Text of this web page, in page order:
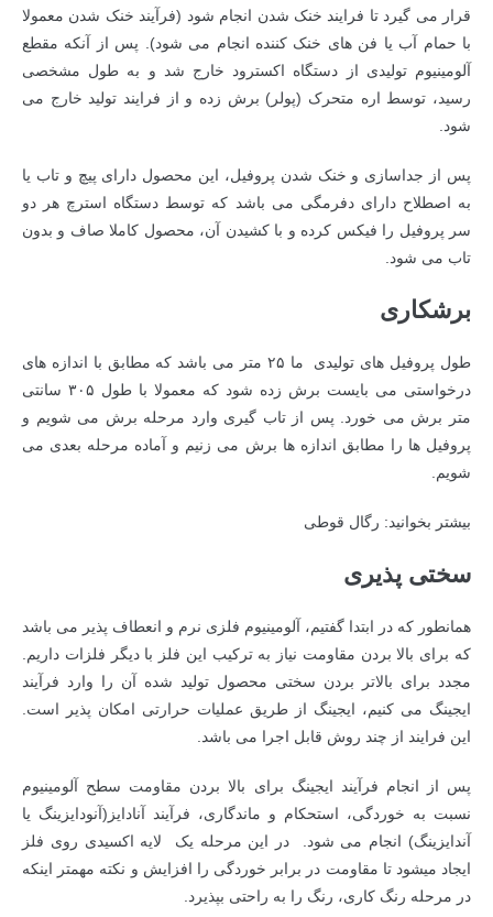
قرار می گیرد تا فرایند خنک شدن انجام شود (فرآیند خنک شدن معمولا
با حمام آب یا فن های خنک کننده انجام می شود). پس از آنکه مقطع
آلومینیوم تولیدی از دستگاه اکسترود خارج شد و به طول مشخصی
رسید، توسط اره متحرک (پولر) برش زده و از فرایند تولید خارج می
شود.
پس از جداسازی و خنک شدن پروفیل، این محصول دارای پیچ و تاب یا
به اصطلاح دارای دفرمگی می باشد که توسط دستگاه استرچ هر دو
سر پروفیل را فیکس کرده و با کشیدن آن، محصول کاملا صاف و بدون
تاب می شود.
برشکاری
طول پروفیل های تولیدی ما ۲۵ متر می باشد که مطابق با اندازه های
درخواستی می بایست برش زده شود که معمولا با طول ۳۰۵ سانتی
متر برش می خورد. پس از تاب گیری وارد مرحله برش می شویم و
پروفیل ها را مطابق اندازه ها برش می زنیم و آماده مرحله بعدی می
شویم.
بیشتر بخوانید: رگال قوطی
سختی پذیری
همانطور که در ابتدا گفتیم، آلومینیوم فلزی نرم و انعطاف پذیر می باشد
که برای بالا بردن مقاومت نیاز به ترکیب این فلز با دیگر فلزات داریم.
مجدد برای بالاتر بردن سختی محصول تولید شده آن را وارد فرآیند
ایجینگ می کنیم، ایجینگ از طریق عملیات حرارتی امکان پذیر است.
این فرایند از چند روش قابل اجرا می باشد.
پس از انجام فرآیند ایجینگ برای بالا بردن مقاومت سطح آلومینیوم
نسبت به خوردگی، استحکام و ماندگاری، فرآیند آنادایز(آنودایزینگ یا
آندایزینگ) انجام می شود. در این مرحله یک لایه اکسیدی روی فلز
ایجاد میشود تا مقاومت در برابر خوردگی را افزایش و نکته مهمتر اینکه
در مرحله رنگ کاری، رنگ را به راحتی بپذیرد.